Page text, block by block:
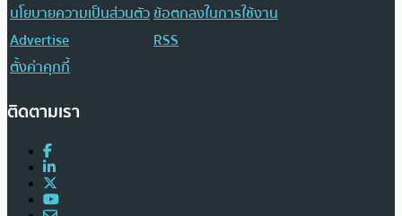
นโยบายความเป็นส่วนตัวข้อตกลงในการใช้งาน
Advertise
RSS
ตั้งค่าคุกกี้
ติดตามเรา